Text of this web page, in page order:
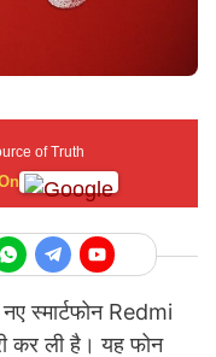
of Truth
स्मार्टफोन Redmi
कर ली है। यह फोन